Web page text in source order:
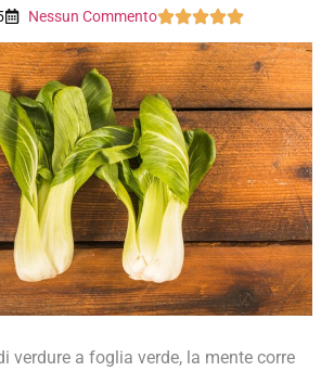
Nessun Commento
verdure a foglia verde, la mente corre